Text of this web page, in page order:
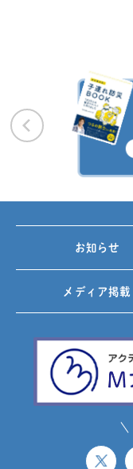
お知らせ
メディア掲載